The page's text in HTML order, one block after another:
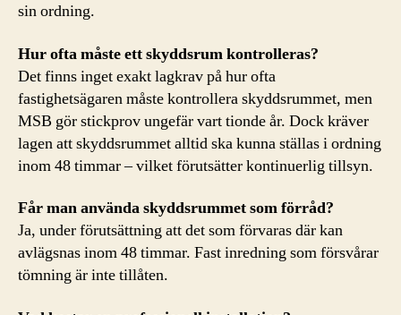
sin ordning.
Hur ofta måste ett skyddsrum kontrolleras?
Det finns inget exakt lagkrav på hur ofta
fastighetsägaren måste kontrollera skyddsrummet, men
MSB gör stickprov ungefär vart tionde år. Dock kräver
lagen att skyddsrummet alltid ska kunna ställas i ordning
inom 48 timmar – vilket förutsätter kontinuerlig tillsyn.
Får man använda skyddsrummet som förråd?
Ja, under förutsättning att det som förvaras där kan
avlägsnas inom 48 timmar. Fast inredning som försvårar
tömning är inte tillåten.